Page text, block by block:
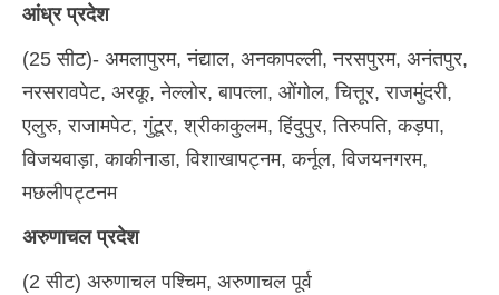
आंध्र प्रदेश
(25 सीट)- अमलापुरम, नंद्याल, अनकापल्ली, नरसपुरम, अनंतपुर,
नरसरावपेट, अरकू, नेल्लोर, बापत्ला, ओंगोल, चित्तूर, राजमुंदरी,
एलुरु, राजामपेट, गुंटूर, श्रीकाकुलम, हिंदुपुर, तिरुपति, कड़पा,
विजयवाड़ा, काकीनाडा, विशाखापट्नम, कर्नूल, विजयनगरम,
मछलीपट्टनम
अरुणाचल प्रदेश
(2 सीट) अरुणाचल पश्चिम, अरुणाचल पूर्व